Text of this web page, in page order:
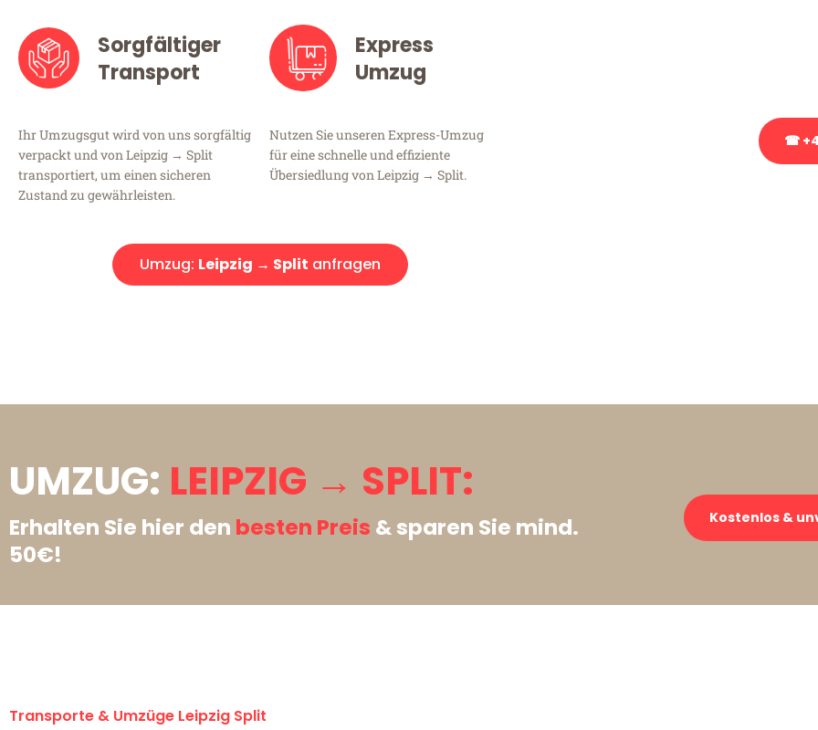
Sorgfältiger
Transport
Ihr Umzugsgut wird von uns sorgfältig
verpackt und von Leipzig → Split
transportiert, um einen sicheren
Zustand zu gewährleisten.
Express
Umzug
Nutzen Sie unseren Express-Umzug
für eine schnelle und effiziente
Übersiedlung von Leipzig → Split.
Umzug: Leipzig → Split anfragen
☎
UMZUG: LEIPZIG → SPLIT:
Erhalten Sie hier den besten Preis & sparen Sie mind.
50€!
Kostenlos &
Transporte & Umzüge Leipzig Split